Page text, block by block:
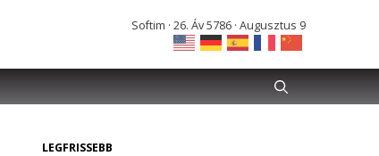
Softim · 26. Áv 5786 · Augusztus 9
LEGFRISSEBB